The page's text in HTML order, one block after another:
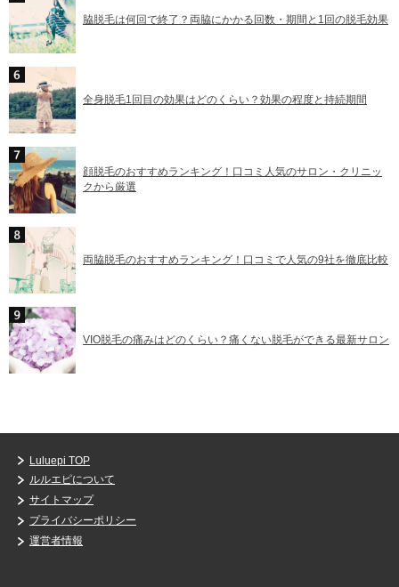
脇脱毛は何回で終了？両脇にかかる回数・期間と1回の脱毛効果
全身脱毛1回目の効果はどのくらい？効果の程度と持続期間
顔脱毛のおすすめランキング！口コミ人気のサロン・クリニッ
クから厳選
両脇脱毛のおすすめランキング！口コミで人気の9社を徹底比較
VIO脱毛の痛みはどのくらい？痛くない脱毛ができる最新サロン
Luluepi TOP
ルルエピについて
サイトマップ
プライバシーポリシー
運営者情報